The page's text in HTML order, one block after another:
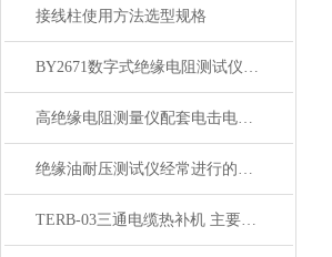
接线柱使用方法选型规格
BY2671数字式绝缘电阻测试仪性能特点技术参数
高绝缘电阻测量仪配套电击电击箱
绝缘油耐压测试仪经常进行的几种试验
TERB-03三通电缆热补机 主要技术参数